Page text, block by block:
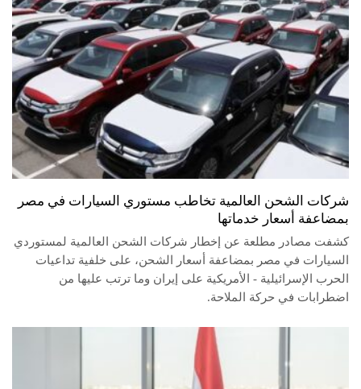
شركات الشحن العالمية تخاطب مستوري السيارات في مصر
بمضاعفة أسعار خدماتها
كشفت مصادر مطلعة عن إخطار شركات الشحن العالمية لمستوردي
السيارات في مصر بمضاعفة أسعار الشحن، على خلفية تداعيات
الحرب الإسرائيلية - الأمريكية على إيران وما ترتب عليها من
اضطرابات في حركة الملاحة.